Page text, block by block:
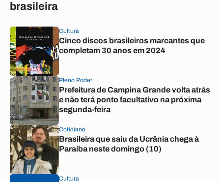
brasileira
Cultura
Cinco discos brasileiros marcantes que
completam 30 anos em 2024
Pleno Poder
Prefeitura de Campina Grande volta atrás
e não terá ponto facultativo na próxima
segunda-feira
Cotidiano
Brasileira que saiu da Ucrânia chega à
Paraíba neste domingo (10)
Cultura